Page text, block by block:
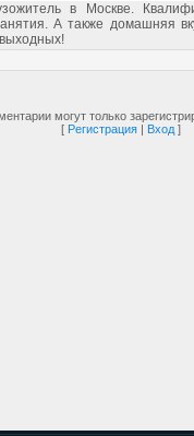
в Москве.
А также домашняя
могут только
[ Регистрация | Вход ]